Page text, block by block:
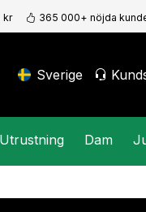
kr 365 000+ nöjda
Sverige
Utrustning Dam